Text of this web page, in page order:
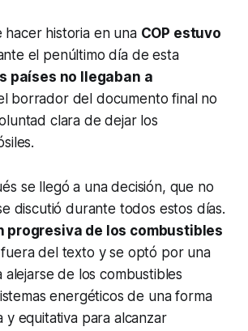
hacer historia en una COP estuvo
el penúltimo día de esta
países no llegaban a
borrador del documento final no
clara de dejar los
se llegó a una decisión, que no
discutió durante todos estos días.
progresiva de los combustibles
del texto y se optó por una
alejarse de los combustibles
energéticos de una forma
y equitativa para alcanzar